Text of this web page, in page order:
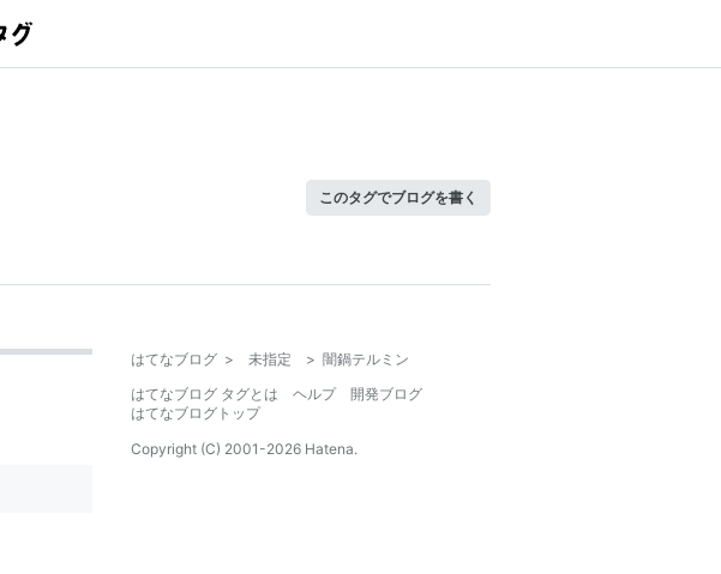
このタグでブログを書く
はてなブログ > 未指定 > 闇鍋テルミン
はてなブログ タグとは
ヘルプ
開発ブログ
はてなブログトップ
Copyright (C) 2001-2026 Hatena.